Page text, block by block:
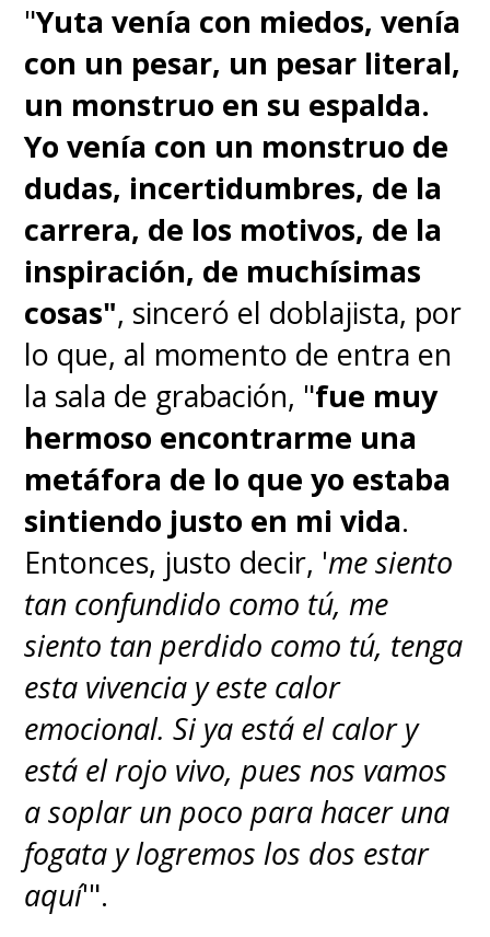
♦"Luffy" golpea a un "Dragón
Celestial"
Hay grandes escenas a lo
largo de "One Piece", pero
ninguna tan satisfactoria
como esta.Los "Dragones
Celestiales"son los Nobles
Mundiales que viven en la Tierra
Sagrada de Mary Geoise, llenos
de privilegios y con el control
sobre la Marina. Han vivido
abusando de su poder,
matando, secuestrando y
torturando a quienes
consideran inferiores, con total
impunidad. Incluso, llevan su
"Yuta venía con miedos, venía
con un pesar, un pesar literal,
un monstruo en su espalda.
Yo venía con un monstruo de
dudas, incertidumbres, de la
carrera, de los motivos, de la
inspiración, de muchísimas
cosas", sinceró el doblajista, por
lo que, al momento de entra en
la sala de grabación, "fue muy
hermoso encontrarme una
metáfora de lo que yo estaba
sintiendo justo en mi vida.
Entonces, justo decir, 'me siento
tan confundido como tú, me
siento tan perdido como tú, tenga
esta vivencia y este calor
emocional. Si ya está el calor y
está el rojo vivo, pues nos vamos
a soplar un poco para hacer una
fogata y logremos los dos estar
aquí'".